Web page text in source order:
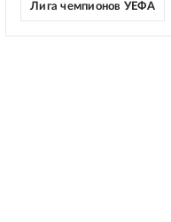
Лига чемпионов УЕФА